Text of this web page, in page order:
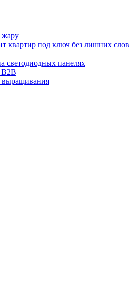
жару
квартир под ключ без лишних слов
светодиодных панелях
B2B
выращивания